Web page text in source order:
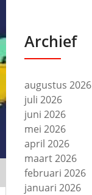
Archief
augustus 2026
juli 2026
juni 2026
mei 2026
april 2026
maart 2026
februari 2026
januari 2026